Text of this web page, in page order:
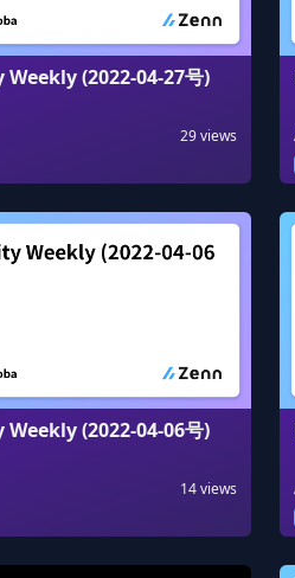
(2022-04-27号)
29views
(2022-04-06号)
14views